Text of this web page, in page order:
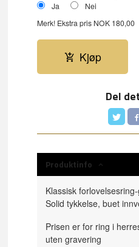
Ja
Nei
Merk! Ekstra pris NOK 180,00
Kjøp
Del
Produktinfo
Klassisk
Solid tykkelse, buet
Prisen er for ring i
uten gravering